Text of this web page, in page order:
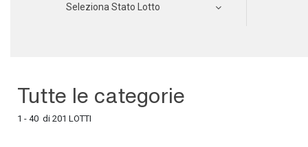
Seleziona Stato Lotto
Tutte le categorie
1 - 40 di 201 LOTTI